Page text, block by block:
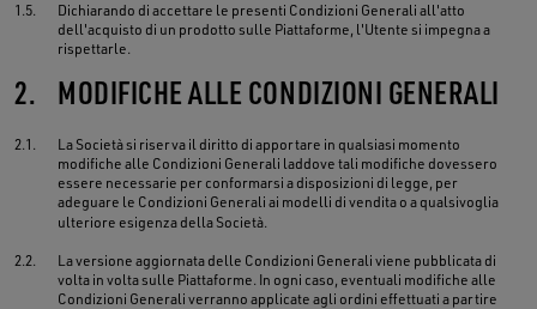
1.5.
Dichiarando di accettare le presenti Condizioni Generali all'atto
dell'acquisto di un prodotto sulle Piattaforme, l'Utente si impegna a
rispettarle.
2. MODIFICHE ALLE CONDIZIONI GENERALI
2.1.
La Società si riserva il diritto di apportare in qualsiasi momento
modifiche alle Condizioni Generali laddove tali modifiche dovessero
essere necessarie per conformarsi a disposizioni di legge, per
adeguare le Condizioni Generali ai modelli di vendita o a qualsivoglia
ulteriore esigenza della Società.
2.2.
La versione aggiornata delle Condizioni Generali viene pubblicata di
volta in volta sulle Piattaforme. In ogni caso, eventuali modifiche alle
Condizioni Generali verranno applicate agli ordini effettuati a partire